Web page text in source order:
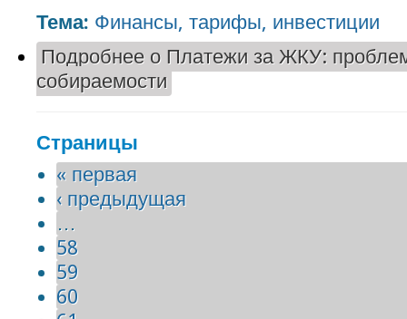
Тема: Финансы, тарифы, инвестиции
Подробнее о Платежи за ЖКУ:
собираемости
Страницы
« первая
‹ предыдущая
…
58
59
60